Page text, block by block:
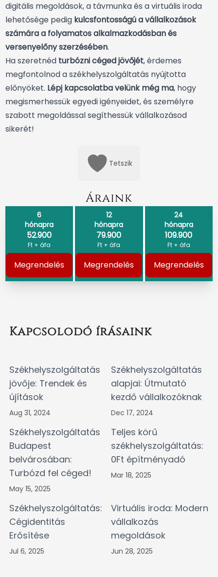
digitális megoldások, a távmunka és a virtuális iroda
lehetősége pedig kulcsfontosságú a vállalkozások
számára a folyamatos alkalmazkodásban és
versenyelőny szerzésében.
Ha szeretnéd turbózni céged jövőjét, érdemes
megfontolnod aszékhelyszolgáltatás nyújtotta
előnyöket. Lépj kapcsolatba velünk még ma, hogy
megismerhessük egyedi igényeidet, és személyre
szabott megoldással segíthessük vállalkozásod
sikerét!
Tetszik
Áraink
6
hónapra
52.900
Ft + áfa
Megrendelés
12
hónapra
79.900
Ft + áfa
Megrendelés
24
hónapra
109.900
Ft + áfa
Megrendelés
Kapcsolodó írásaink
Székhelyszolgáltatás
jövője: Trendek és
újítások
Aug 31, 2024
Székhelyszolgáltatás
alapjai: Útmutató
kezdő vállalkozóknak
Dec 17, 2024
Székhelyszolgáltatás
Budapest
belvárosában:
Turbózd fel céged!
May 15, 2025
Teljes körű
székhelyszolgáltatás:
0Ft építményadó
Mar 18, 2025
Székhelyszolgáltatás:
Cégidentitás
Erősítése
Jul 6, 2025
Virtuális iroda: Modern
vállalkozás
megoldások
Jun 28, 2025